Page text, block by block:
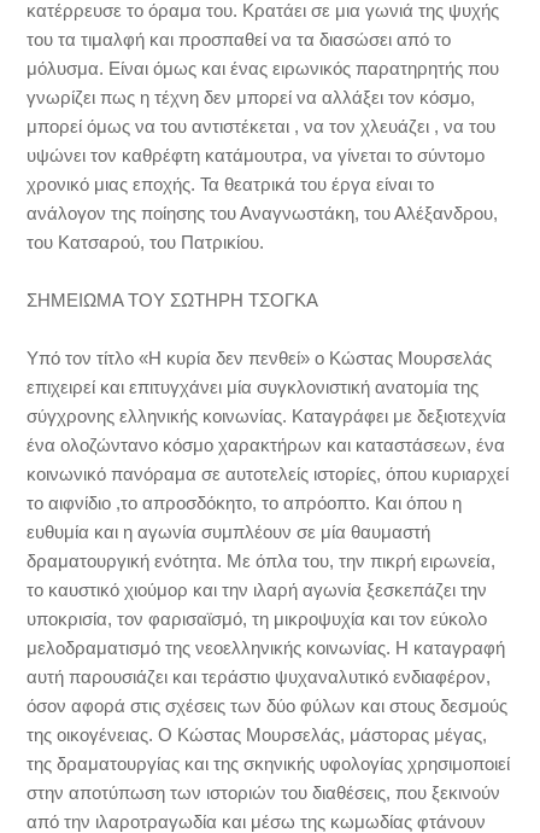
κατέρρευσε το όραμα του. Κρατάει σε μια γωνιά της ψυχής
του τα τιμαλφή και προσπαθεί να τα διασώσει από το
μόλυσμα. Είναι όμως και ένας ειρωνικός παρατηρητής που
γνωρίζει πως η τέχνη δεν μπορεί να αλλάξει τον κόσμο,
μπορεί όμως να του αντιστέκεται , να τον χλευάζει , να του
υψώνει τον καθρέφτη κατάμουτρα, να γίνεται το σύντομο
χρονικό μιας εποχής. Τα θεατρικά του έργα είναι το
ανάλογον της ποίησης του Αναγνωστάκη, του Αλέξανδρου,
του Κατσαρού, του Πατρικίου.
ΣΗΜΕΙΩΜΑ ΤΟΥ ΣΩΤΗΡΗ ΤΣΟΓΚΑ
Υπό τον τίτλο «Η κυρία δεν πενθεί» ο Κώστας Μουρσελάς
επιχειρεί και επιτυγχάνει μία συγκλονιστική ανατομία της
σύγχρονης ελληνικής κοινωνίας. Καταγράφει με δεξιοτεχνία
ένα ολοζώντανο κόσμο χαρακτήρων και καταστάσεων, ένα
κοινωνικό πανόραμα σε αυτοτελείς ιστορίες, όπου κυριαρχεί
το αιφνίδιο ,το απροσδόκητο, το απρόοπτο. Και όπου η
ευθυμία και η αγωνία συμπλέουν σε μία θαυμαστή
δραματουργική ενότητα. Με όπλα του, την πικρή ειρωνεία,
το καυστικό χιούμορ και την ιλαρή αγωνία ξεσκεπάζει την
υποκρισία, τον φαρισαϊσμό, τη μικροψυχία και τον εύκολο
μελοδραματισμό της νεοελληνικής κοινωνίας. Η καταγραφή
αυτή παρουσιάζει και τεράστιο ψυχαναλυτικό ενδιαφέρον,
όσον αφορά στις σχέσεις των δύο φύλων και στους δεσμούς
της οικογένειας. Ο Κώστας Μουρσελάς, μάστορας μέγας,
της δραματουργίας και της σκηνικής υφολογίας χρησιμοποιεί
στην αποτύπωση των ιστοριών του διαθέσεις, που ξεκινούν
από την ιλαροτραγωδία και μέσω της κωμωδίας φτάνουν